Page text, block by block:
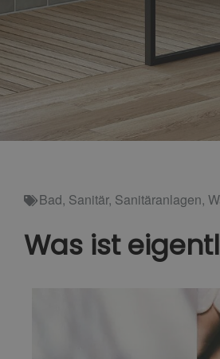
Bad, Sanitär, Sanitäranlagen,
Was ist